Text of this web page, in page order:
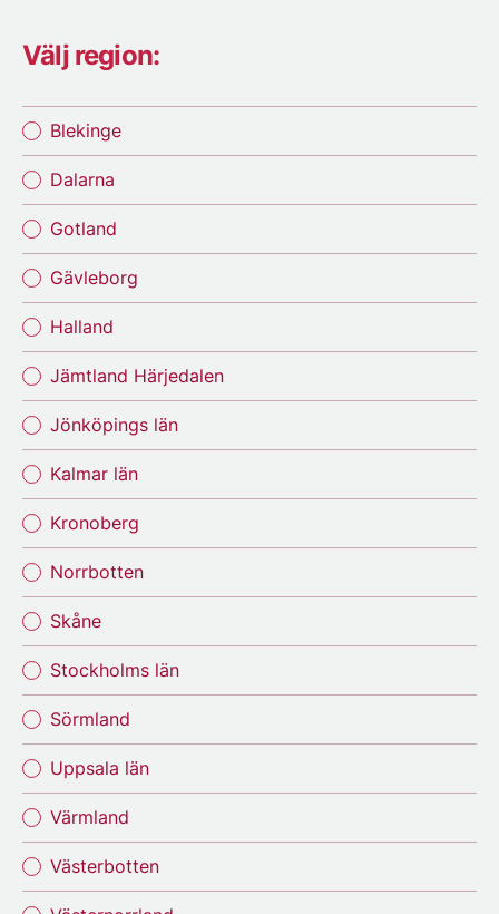
Välj region:
Blekinge
Dalarna
Gotland
Gävleborg
Halland
Jämtland Härjedalen
Jönköpings län
Kalmar län
Kronoberg
Norrbotten
Skåne
Stockholms län
Sörmland
Uppsala län
Värmland
Västerbotten